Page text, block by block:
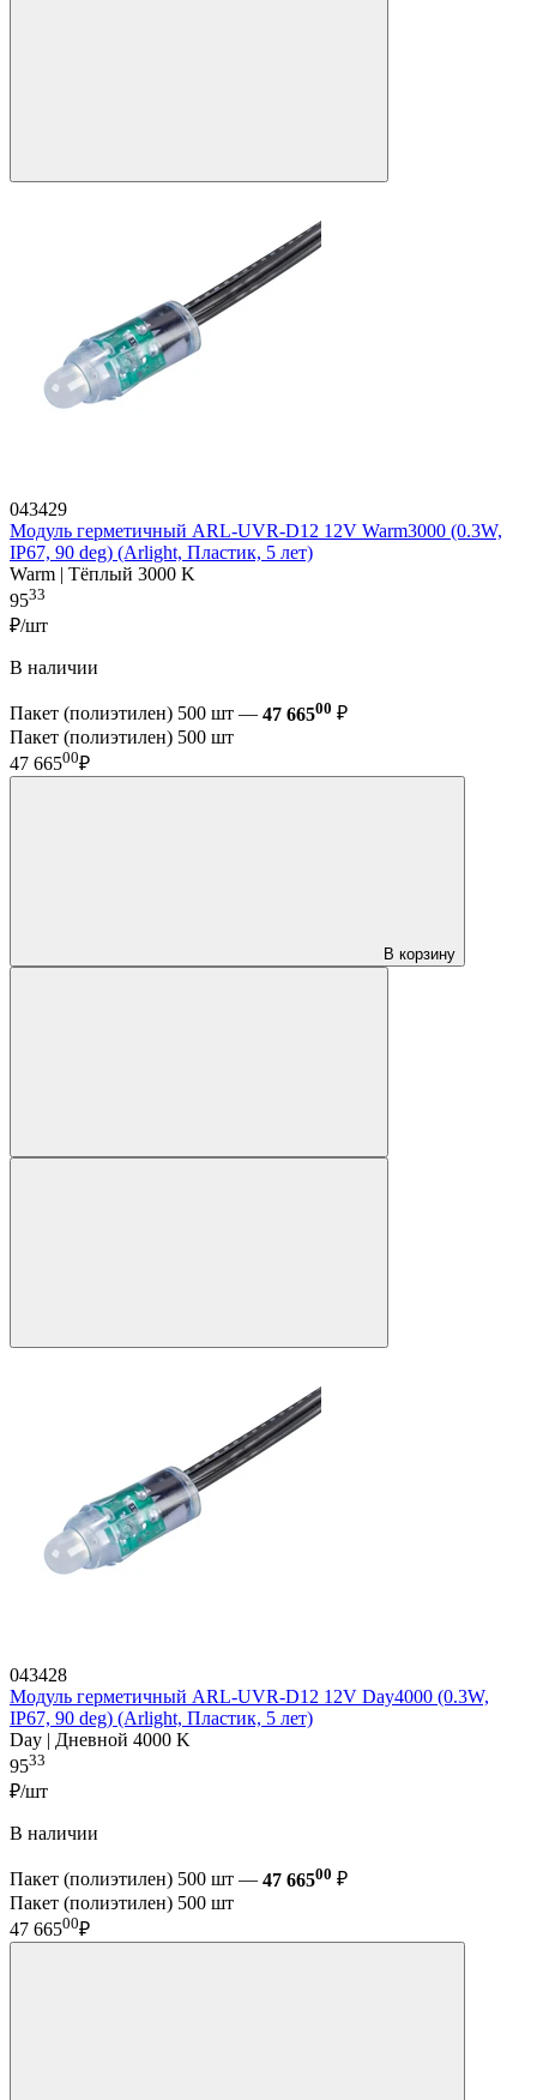
043429
Модуль герметичный ARL-UVR-D12 12V Warm3000 (0.3W,
IP67, 90 deg) (Arlight, Пластик, 5 лет)
Warm | Тёплый 3000 K
9533
₽/шт
В наличии
Пакет (полиэтилен) 500 шт — 47 66500 ₽
Пакет (полиэтилен) 500 шт
47 66500₽
В корзину
043428
Модуль герметичный ARL-UVR-D12 12V Day4000 (0.3W,
IP67, 90 deg) (Arlight, Пластик, 5 лет)
Day | Дневной 4000 K
9533
₽/шт
В наличии
Пакет (полиэтилен) 500 шт — 47 66500 ₽
Пакет (полиэтилен) 500 шт
47 66500₽